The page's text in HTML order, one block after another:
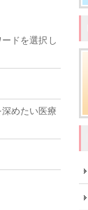
ドを選択し
めたい医療